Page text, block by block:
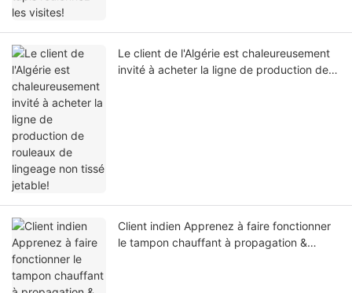
Le client de l'Algérie est chaleureusement
invité à acheter la ligne de production de
Client indien Apprenez à faire fonctionner
le tampon chauffant à propagation &